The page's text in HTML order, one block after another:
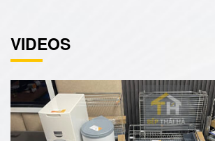
VIDEOS